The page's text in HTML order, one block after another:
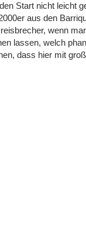
Start nicht leicht
aus den
wenn
lassen, welch
dass hier mit